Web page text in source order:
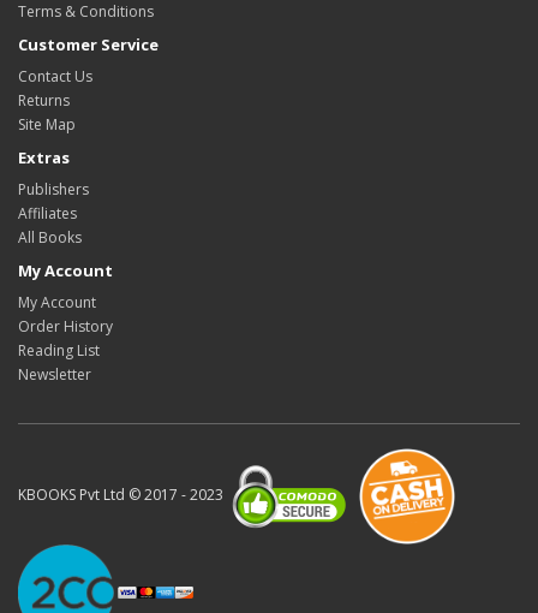
Terms & Conditions
Customer Service
Contact Us
Returns
Site Map
Extras
Publishers
Affiliates
All Books
My Account
My Account
Order History
Reading List
Newsletter
KBOOKS Pvt Ltd © 2017 - 2023